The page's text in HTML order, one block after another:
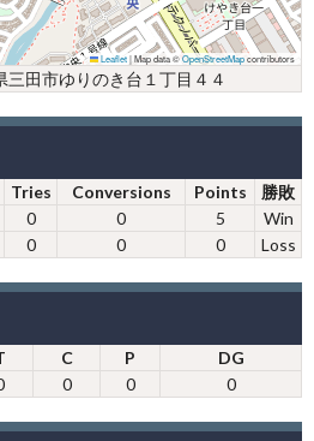
Leaflet|Map data ©OpenStreetMapcontributors
三田市ゆりのき台１丁目４４
Tries Conversions Points
勝敗
0 0 5
Win
0 0 0 Loss
C P
DG
0 0 0